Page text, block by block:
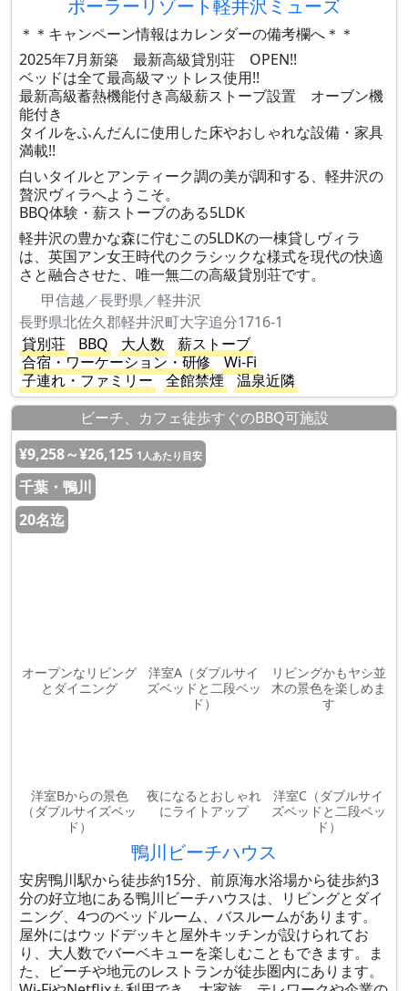
ポーラーリゾート軽井沢ミューズ
＊＊キャンペーン情報はカレンダーの備考欄へ＊＊
2025年7月新築 最新高級貸別荘 OPEN!!
ベッドは全て最高級マットレス使用!!
最新高級蓄熱機能付き高級薪ストーブ設置 オーブン機
能付き
タイルをふんだんに使用した床やおしゃれな設備・家具
満載!!
白いタイルとアンティーク調の美が調和する、軽井沢の
贅沢ヴィラへようこそ。
BBQ体験・薪ストーブのある5LDK
軽井沢の豊かな森に佇むこの5LDKの一棟貸しヴィラ
は、英国アン女王時代のクラシックな様式を現代の快適
さと融合させた、唯一無二の高級貸別荘です。
甲信越／長野県／軽井沢
長野県北佐久郡軽井沢町大字追分1716-1
貸別荘
BBQ 大人数
薪ストーブ
合宿・ワーケーション・研修
Wi-Fi
子連れ・ファミリー
全館禁煙
温泉近隣
ビーチ、カフェ徒歩すぐのBBQ可施設
¥9,258～¥26,125 1人あたり目安
千葉・鴨川
20名迄
オープンなリビング
とダイニング
洋室A（ダブルサイ
ズベッドと二段ベッ
ド）
リビングかもヤシ並
木の景色を楽しめま
す
洋室Bからの景色
（ダブルサイズベッ
ド）
夜になるとおしゃれ
にライトアップ
洋室C（ダブルサイ
ズベッドと二段ベッ
ド）
鴨川ビーチハウス
安房鴨川駅から徒歩約15分、前原海水浴場から徒歩約3
分の好立地にある鴨川ビーチハウスは、リビングとダイ
ニング、4つのベッドルーム、バスルームがあります。
屋外にはウッドデッキと屋外キッチンが設けられてお
り、大人数でバーベキューを楽しむこともできます。ま
た、ビーチや地元のレストランが徒歩圏内にあります。